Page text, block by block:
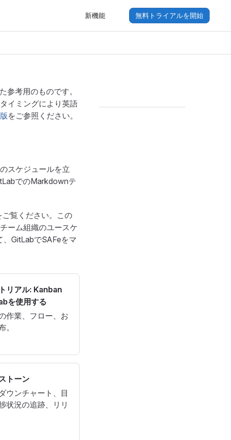
新機能 無料トライアルを開始
参考用のものです。
イミングにより英語
をご参照ください。
スケジュールを立
でのMarkdownテ
ご覧ください。この
ーム組織のユースケ
、GitLabでSAFeをマ
リアル: Kanban
を使用する
作業、フロー、お
。
トーン
ウンチャート、目
状況の追跡、リリ